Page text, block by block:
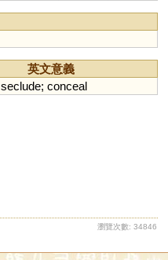
英文意義
seclude; conceal
瀏覽次數: 34846